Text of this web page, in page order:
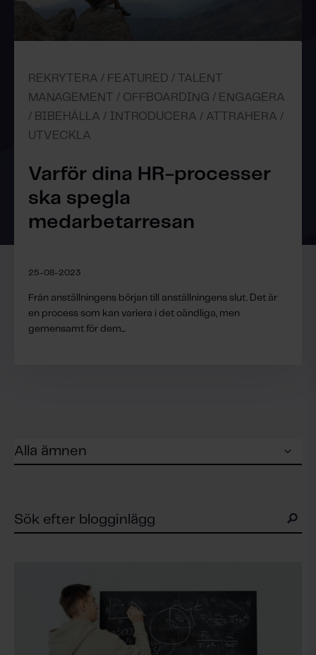
REKRYTERA / FEATURED / TALENT
MANAGEMENT / OFFBOARDING / ENGAGERA
/ BIBEHÅLLA / INTRODUCERA / ATTRAHERA /
UTVECKLA
Varför dina HR-processer
ska spegla
medarbetarresan
25-08-2023
Från anställningens början till anställningens slut. Det är
en process som kan variera i det oändliga, men
gemensamt för dem...